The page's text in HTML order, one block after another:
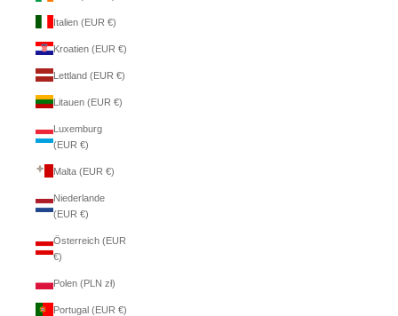
Italien (EUR €)
Kroatien (EUR €)
Lettland (EUR €)
Litauen (EUR €)
Luxemburg
(EUR €)
Malta (EUR €)
Niederlande
(EUR €)
Österreich (EUR
€)
Polen (PLN zł)
Portugal (EUR €)